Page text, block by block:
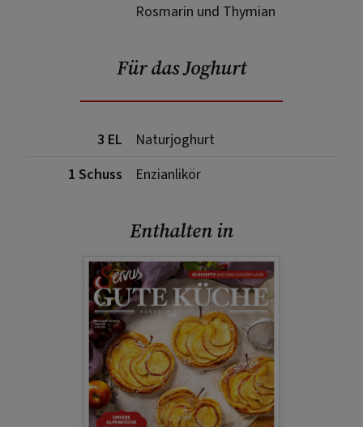
Rosmarin und Thymian
Für das Joghurt
3 EL
Naturjoghurt
1 Schuss
Enzianlikör
Enthalten in